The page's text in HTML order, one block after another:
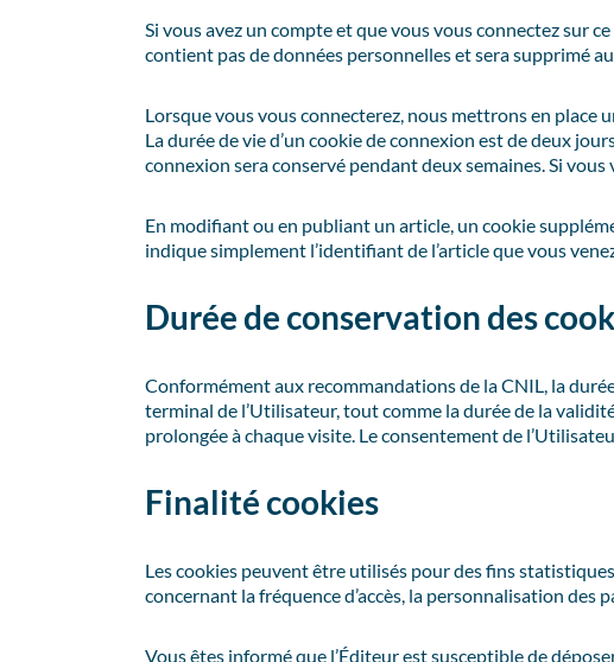
Si vous avez un compte et que vous vous connectez sur
contient pas de données personnelles et sera supprimé
Lorsque vous vous connecterez, nous mettrons en place
La durée de vie d’un cookie de connexion est de deux
connexion sera conservé pendant deux semaines. Si
En modifiant ou en publiant un article, un cookie
indique simplement l’identifiant de l’article que vous
Durée de conservation des
Conformément aux recommandations de la CNIL, la
terminal de l’Utilisateur, tout comme la durée de la
prolongée à chaque visite. Le consentement de
Finalité cookies
Les cookies peuvent être utilisés pour des fins
concernant la fréquence d’accès, la personnalisation
Vous êtes informé que l’Éditeur est susceptible de